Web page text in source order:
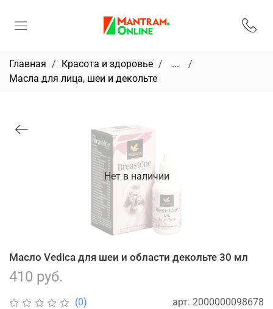
Главная Красота и здоровье
...
Масла для лица, шеи и декольте
Нет в наличии
(0) арт. 2000000098678
Масло Vedica для шеи и области декольте 30 мл
410 руб.